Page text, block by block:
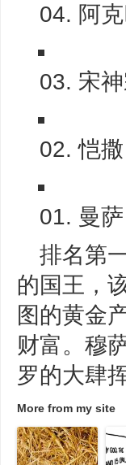
04. 阿克
03. 宋
02. 恺
01. 曼
排名第
的国王，
图的黄金
财富。穆
罗的大肆
More from my site